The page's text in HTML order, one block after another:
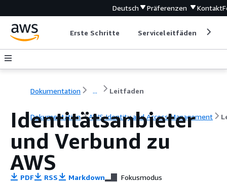
Deutsch Präferenzen Kontakt
Erste Schritte Serviceleitfäden
Dokumentation ... Leitfaden
Dokumentation AWS Identity and Access Management
Identitätsanbieter
und Verbund zu
AWS
PDF RSS Markdown Fokusmodus